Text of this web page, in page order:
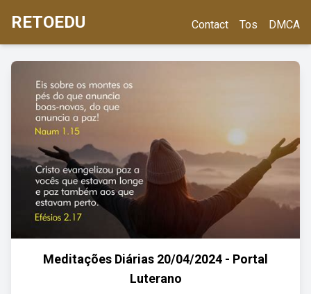
RETOEDU Contact Tos DMCA
Meditações Diárias 20/04/2024 - Portal
Luterano